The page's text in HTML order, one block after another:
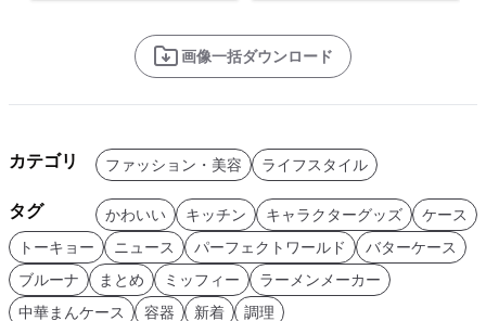
画像一括ダウンロード
カテゴリ ファッション・美容 ライフスタイル
タグ かわいい キッチン キャラクターグッズ
ケース
トーキョー
ニュース パーフェクトワールド
バターケース
ブルーナ
まとめ ミッフィー
ラーメンメーカー
中華まんケース
容器 新着 調理